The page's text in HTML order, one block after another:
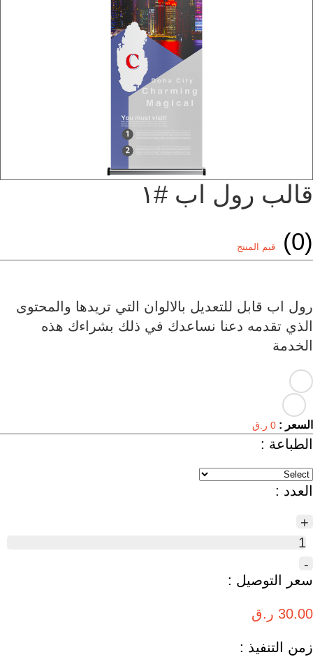
قالب رول اب #١
(0) قيم المنتج
رول اب قابل للتعديل بالالوان التي تريدها والمحتوى
الذي تقدمه دعنا نساعدك في ذلك بشراءك هذه
الخدمة
السعر : 0 ر.ق
الطباعة :
العدد :
+
1
-
سعر التوصيل :
30.00 ر.ق
زمن التنفيذ :